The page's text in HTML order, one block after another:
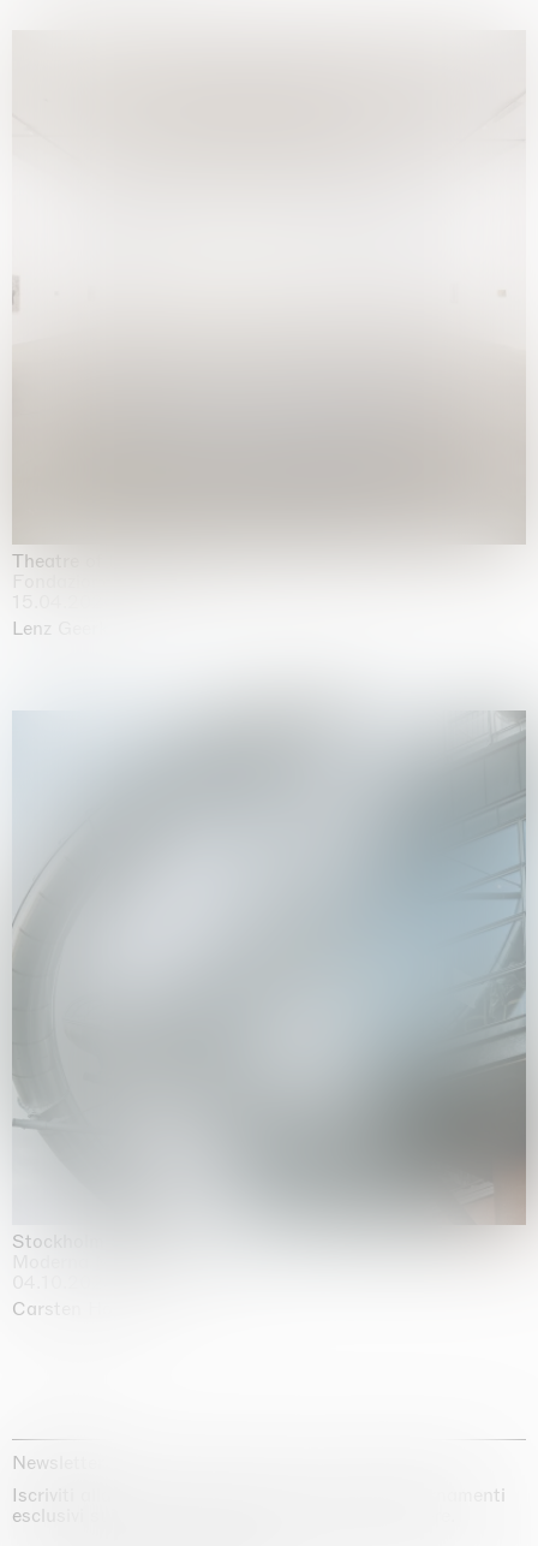
Theatre of the mind
Lenz Geerk
Stockholm Slides
Carsten Höller
Newsletter
Iscriviti alla nostra newsletter per ricevere aggiornamenti
esclusivi sui nostri artisti, sulle mostre e sulle fiere.